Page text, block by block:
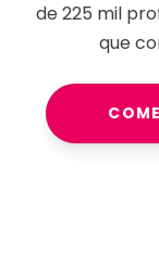
de225 mil
que